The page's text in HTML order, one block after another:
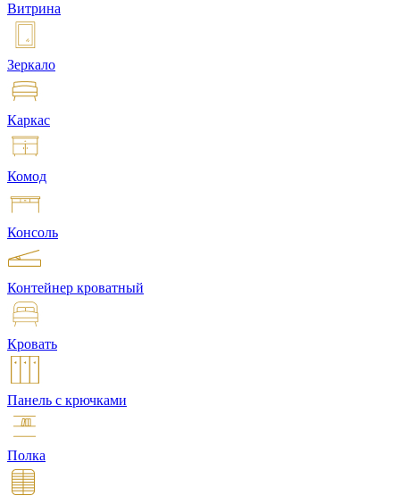
Витрина
Зеркало
Каркас
Комод
Консоль
Контейнер кроватный
Кровать
Панель с крючками
Полка